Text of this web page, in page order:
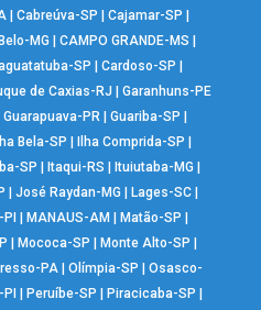
| Cabreúva-SP Cajamar-SP
MG |CAMPO GRANDE-MS
SP Cardoso-SP
de Caxias-RJ
Garanhuns-PE
Guarapuava-PR| Guariba-SP
Ilha Bela-SP Ilha Comprida-SP
SP Itaqui-RS Ituiutaba-MG
José Raydan-MG Lages-SC|
MANAUS-AM Matão-SP
Mococa-SP Monte Alto-SP
PA |Olímpia-SP |Osasco-
Peruíbe-SP Piracicaba-SP